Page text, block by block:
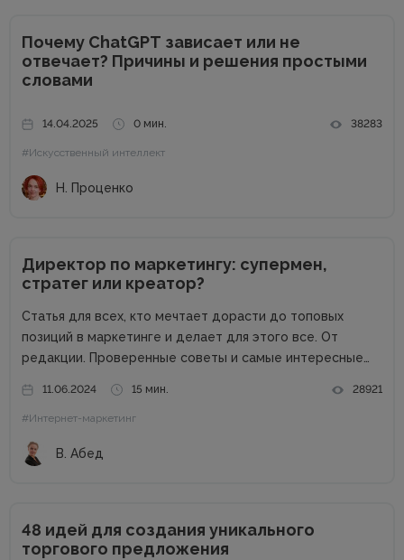
Почему ChatGPT зависает или не
отвечает? Причины и решения простыми
словами
14.04.2025 0 мин. 38283
#Искусственный интеллект
Н. Проценко
Директор по маркетингу: супермен,
стратег или креатор?
Статья для всех, кто мечтает дорасти до топовых
позиций в маркетинге и делает для этого все. От
редакции. Проверенные советы и самые интересные
на наш телеграм-канал и получайте каждую неделю
новую порцию...
11.06.2024 15 мин. 28921
#Интернет-маркетинг
В. Абед
48 идей для создания уникального
торгового предложения